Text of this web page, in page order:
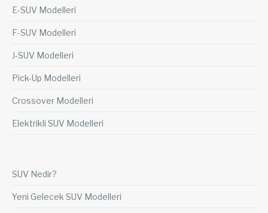
E-SUV Modelleri
F-SUV Modelleri
J-SUV Modelleri
Pick-Up Modelleri
Crossover Modelleri
Elektrikli SUV Modelleri
SUV Nedir?
Yeni Gelecek SUV Modelleri